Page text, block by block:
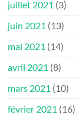
juillet 2021 (3)
juin 2021 (13)
mai 2021 (14)
avril 2021 (8)
mars 2021 (10)
février 2021 (16)